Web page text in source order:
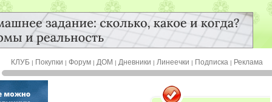
КЛУБ | Покупки | Форум | ДОМ | Дневники | Линеечки | Подписка | Реклама